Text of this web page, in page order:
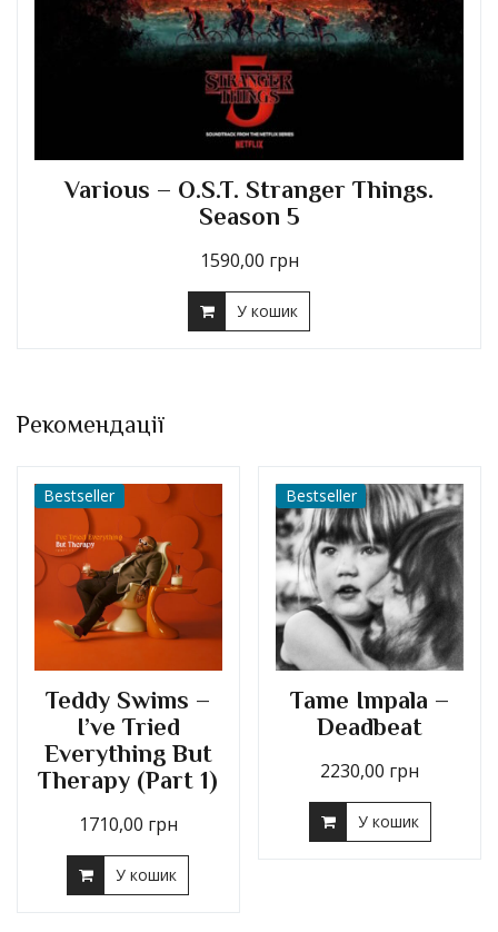
Various – O.S.T. Stranger Things.
Season 5
1590,00 грн
У кошик
Рекомендації
Bestseller
Teddy Swims –
I’ve Tried
Everything But
Therapy (Part 1)
1710,00 грн
У кошик
Bestseller
Tame Impala –
Deadbeat
2230,00 грн
У кошик